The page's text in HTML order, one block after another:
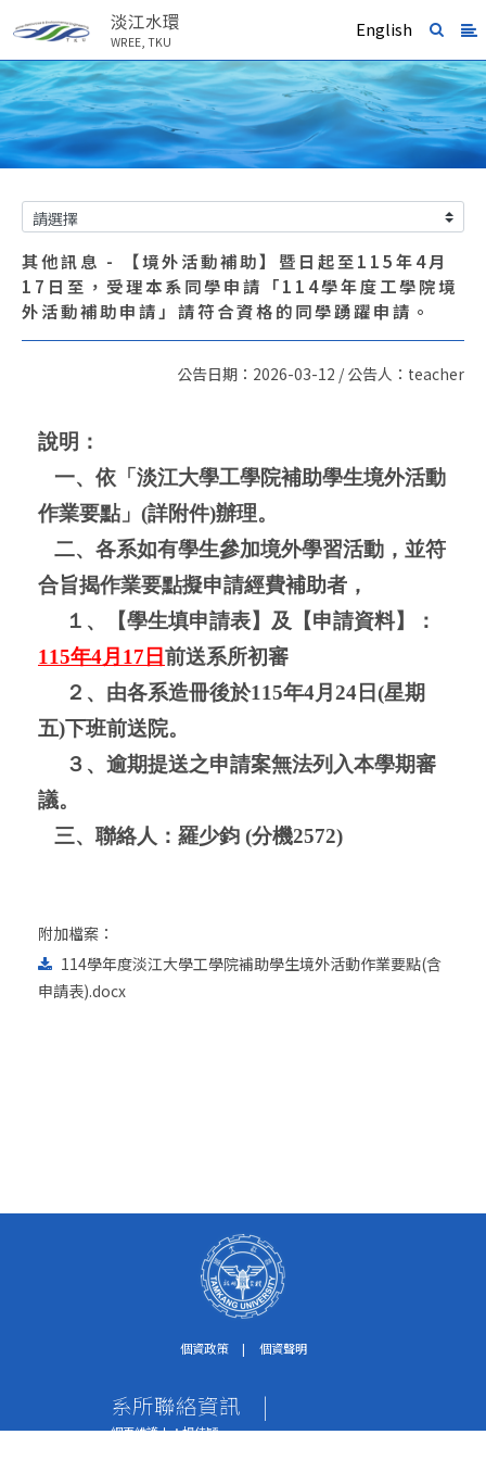
淡江水環
WREE, TKU
English
其他訊息 - 【境外活動補助】暨日起至115年4月
17日至，受理本系同學申請「114學年度工學院境
外活動補助申請」請符合資格的同學踴躍申請。
公告日期：2026-03-12 / 公告人：teacher
說明：
一、依「淡江大學工學院補助學生境外活動
作業要點」 (詳附件)辦理。
二、各系如有學生參加境外學習活動，並符
合旨揭作業要點擬申請經費補助者，
１、【學生填申請表】及【申請資料】：
115年4月 17 日前送系所初審
２、由各系造冊後於115年4月 24 日(星期
五)下班前送院。
３、逾期提送之申請案無法列入本學期審
議。
三、 聯絡人：羅少鈞 (分機2572)
附加檔案：
114學年度淡江大學工學院補助學生境外活動作業要點(含
申請表).docx
個資政策 | 個資聲明
系所聯絡資訊 |
網頁維護人：楊佳穎